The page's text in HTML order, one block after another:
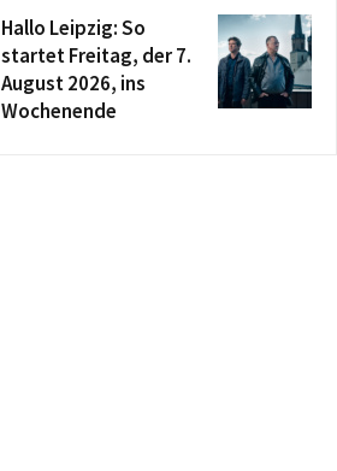
Hallo Leipzig: So
startet Freitag, der 7.
August 2026, ins
Wochenende